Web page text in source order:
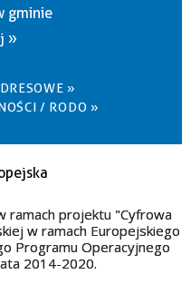
gminie
»
»
/ RODO »
ramach projektu "Cyfrowa
w ramach Europejskiego
Programu Operacyjnego
2014-2020.